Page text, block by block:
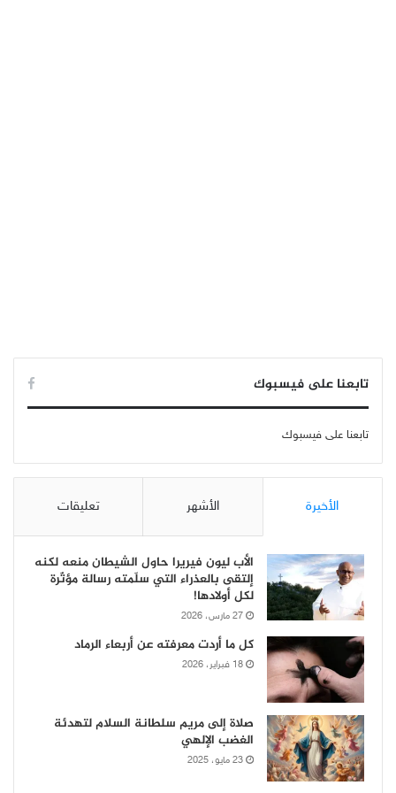
تابعنا على فيسبوك
تابعنا على فيسبوك
الأخيرة الأشهر تعليقات
الأب ليون فيريرا حاول الشيطان منعه لكنه
إلتقى بالعذراء التي سلّمته رسالة مؤثّرة
لكل أولادها!
27 مارس، 2026
كل ما أردت معرفته عن أربعاء الرماد
18 فبراير، 2026
صلاة إلى مريم سلطانة السلام لتهدئة
الغضب الإلهي
23 مايو، 2025